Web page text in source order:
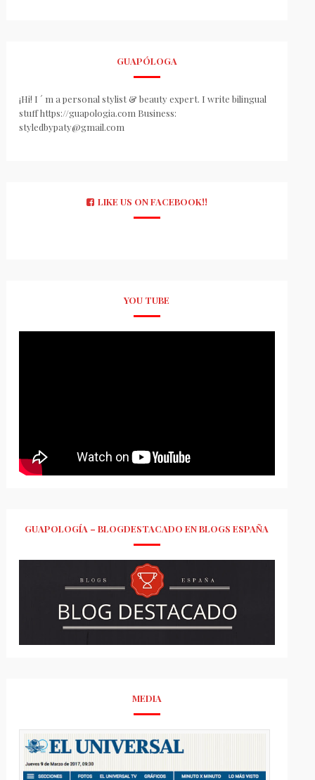
GUAPÓLOGA
¡Hi! I ´ m a personal stylist & beauty expert. I write bilingual
stuff https://guapologia.com Business:
styledbypaty@gmail.com
LIKE US ON FACEBOOK!!
YOU TUBE
GUAPOLOGÍA – BLOGDESTACADO EN BLOGS ESPAÑA
MEDIA